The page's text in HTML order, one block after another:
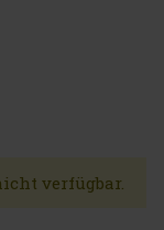
verfügbar.